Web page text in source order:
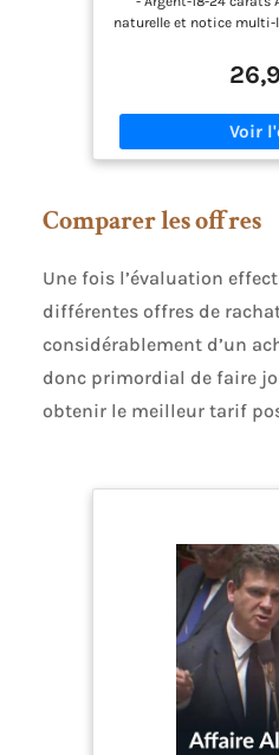
pour bijoux,
naturelle et notice
Flacon en verre
Comparer les offres
Une fois l’évaluation
différentes offres de
considérablement d’un
donc primordial de faire
obtenir le meilleur tarif